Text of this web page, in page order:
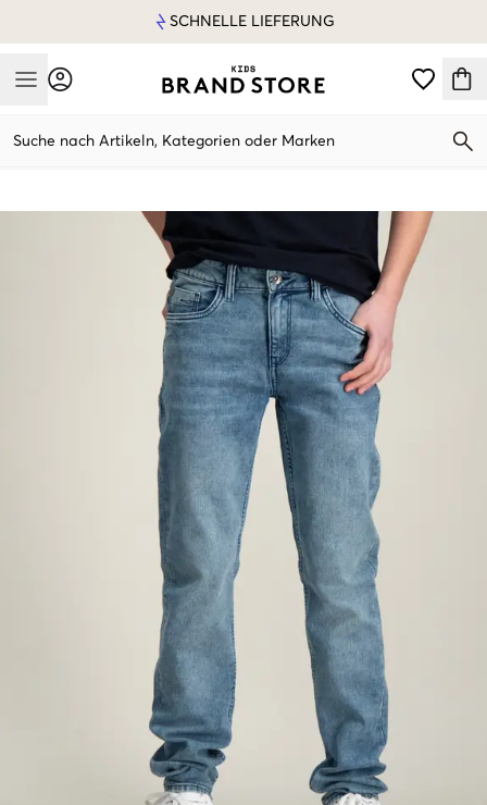
SCHNELLE LIEFERUNG
Mobile Menu
Suche nach Artikeln, Kategorien oder Marken